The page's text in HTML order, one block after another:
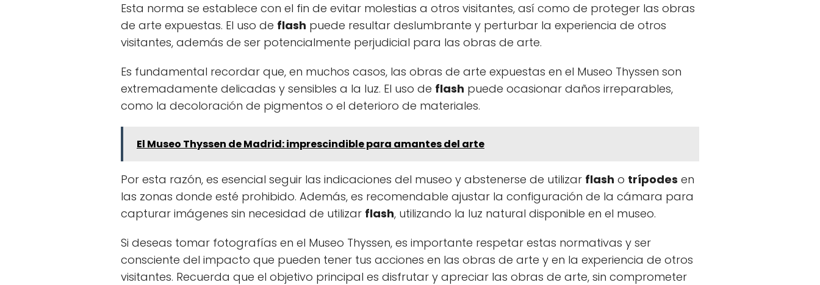
Esta norma se establece con el fin de evitar molestias a otros visitantes, así como de proteger las obras
de arte expuestas. El uso de flash puede resultar deslumbrante y perturbar la experiencia de otros
visitantes, además de ser potencialmente perjudicial para las obras de arte.
Es fundamental recordar que, en muchos casos, las obras de arte expuestas en el Museo Thyssen son
extremadamente delicadas y sensibles a la luz. El uso de flash puede ocasionar daños irreparables,
como la decoloración de pigmentos o el deterioro de materiales.
El Museo Thyssen de Madrid: imprescindible para amantes del arte
Por esta razón, es esencial seguir las indicaciones del museo y abstenerse de utilizar flash o trípodes en
las zonas donde esté prohibido. Además, es recomendable ajustar la configuración de la cámara para
capturar imágenes sin necesidad de utilizar flash, utilizando la luz natural disponible en el museo.
Si deseas tomar fotografías en el Museo Thyssen, es importante respetar estas normativas y ser
consciente del impacto que pueden tener tus acciones en las obras de arte y en la experiencia de otros
visitantes. Recuerda que el objetivo principal es disfrutar y apreciar las obras de arte, sin comprometer